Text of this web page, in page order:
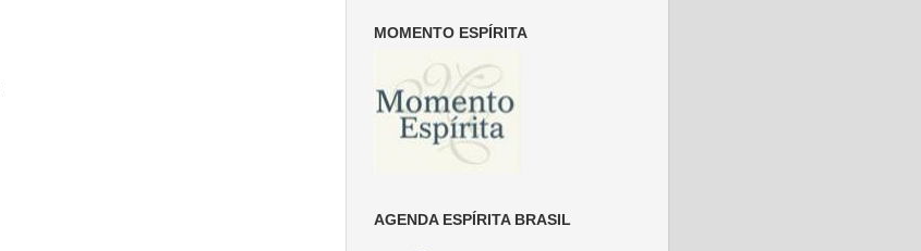
MOMENTO ESPÍRITA
AGENDA ESPÍRITA BRASIL